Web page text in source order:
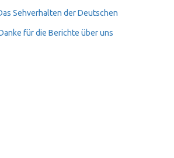
Sehverhalten der Deutschen
für die Berichte über uns